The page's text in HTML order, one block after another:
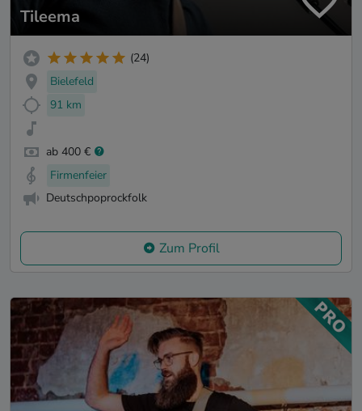
Tileema
(24)
Bielefeld
91 km
ab 400 €
Firmenfeier
Deutschpoprockfolk
Zum Profil